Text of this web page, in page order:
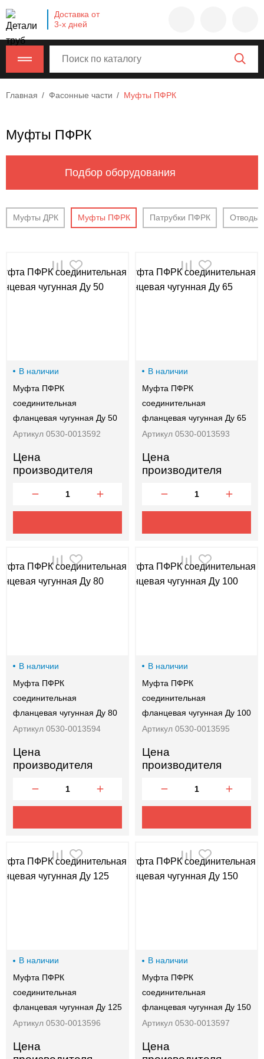
Доставка от
3-х дней
Главная Фасонные части Муфты ПФРК
Муфты ПФРК
Подбор оборудования
Муфты ДРК Муфты ПФРК Патрубки ПФРК Отводы
В наличии
Муфта ПФРК
соединительная
фланцевая чугунная Ду 50
Артикул 0530-0013592
Цена
производителя
В наличии
Муфта ПФРК
соединительная
фланцевая чугунная Ду 65
Артикул 0530-0013593
Цена
производителя
В наличии
Муфта ПФРК
соединительная
фланцевая чугунная Ду 80
Артикул 0530-0013594
Цена
производителя
В наличии
Муфта ПФРК
соединительная
фланцевая чугунная Ду 100
Артикул 0530-0013595
Цена
производителя
В наличии
Муфта ПФРК
соединительная
фланцевая чугунная Ду 125
Артикул 0530-0013596
Цена
В наличии
Муфта ПФРК
соединительная
фланцевая чугунная Ду 150
Артикул 0530-0013597
Цена
Company
name
Россия
620000,
Москва,
ул.
Калужская,
info@example.com
8-
00-
00